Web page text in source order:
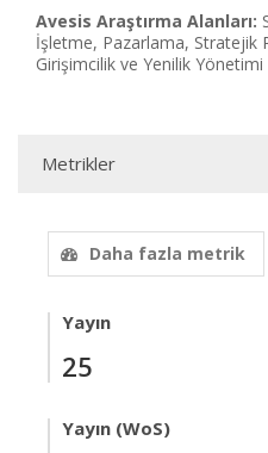
Avesis Araştırma Alanları:
İşletme, Pazarlama, Stratejik
Girişimcilik ve Yenilik Yönetimi
Metrikler
Daha fazla metrik
Yayın
25
Yayın (WoS)